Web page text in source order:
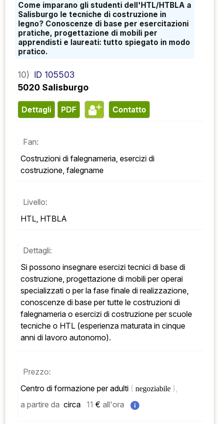
Come imparano gli studenti dell'HTL/HTBLA a
Salisburgo le tecniche di costruzione in
legno? Conoscenze di base per esercitazioni
pratiche, progettazione di mobili per
apprendisti e laureati: tutto spiegato in modo
pratico.
10) ID 105503
5020 Salisburgo
Dettagli PDF contatto
Fan:
Costruzioni di falegnameria, esercizi di
costruzione, falegname
Livello:
HTL, HTBLA
Dettagli:
Si possono insegnare esercizi tecnici di base di
costruzione, progettazione di mobili per operai
specializzati o per la fase finale di realizzazione,
conoscenze di base per tutte le costruzioni di
falegnameria o esercizi di costruzione per scuole
tecniche o HTL (esperienza maturata in cinque
anni di lavoro autonomo).
Prezzo:
Centro di formazione per adulti ( negoziabile ),
a partire da circa 11 € all'ora